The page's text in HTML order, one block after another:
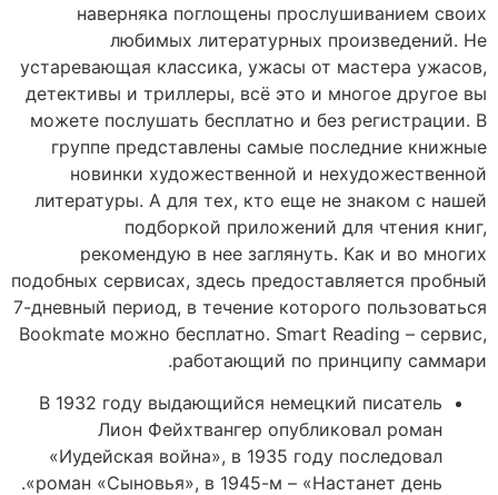
наверняка поглощены прослушиванием своих
любимых литературных произведений. Не
устаревающая классика, ужасы от мастера ужасов,
детективы и триллеры, всё это и многое другое вы
можете послушать бесплатно и без регистрации. В
группе представлены самые последние книжные
новинки художественной и нехудожественной
литературы. А для тех, кто еще не знаком с нашей
подборкой приложений для чтения книг,
рекомендую в нее заглянуть. Как и во многих
подобных сервисах, здесь предоставляется пробный
7-дневный период, в течение которого пользоваться
Bookmate можно бесплатно. Smart Reading – сервис,
работающий по принципу саммари.
В 1932 году выдающийся немецкий писатель
Лион Фейхтвангер опубликовал роман
«Иудейская война», в 1935 году последовал
роман «Сыновья», в 1945-м – «Настанет день».